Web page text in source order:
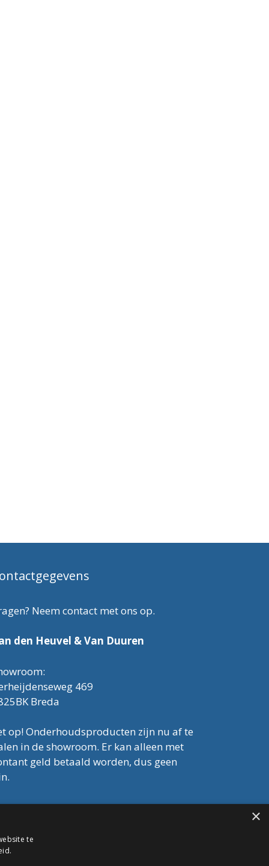
Neem contact met ons op.
den Heuvel & Van Duuren
469
Breda
op! Onderhoudsproducten zijn nu af te
in de showroom. Er kan alleen met
geld betaald worden, dus geen
076-3030554
59667419
Voorwaarden
×
te